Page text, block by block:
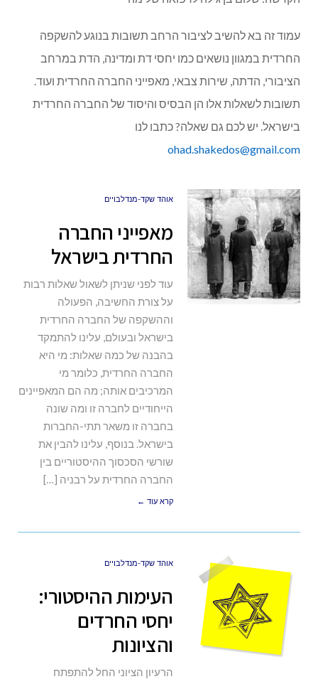
עמוד זה בא להשיב לציבור הרחב תשובות בנוגע להשקפה
החרדית במגוון נושאים כמו יחסי דת ומדינה, הדת במרחב
הציבורי, הדתה, שירות צבאי, מאפייני החברה החרדית ועוד.
תשובות לשאלות אלו הן הבסיס והיסוד של החברה החרדית
בישראל. יש לכם גם שאלה? כתבו לנו
ohad.shakedos@gmail.com
אוהד שקד-מנדלבויים
מאפייני החברה
החרדית בישראל
עוד לפני שניתן לשאול שאלות רבות
על צורת החשיבה, הפעולה
וההשקפה של החברה החרדית
בישראל ובעולם, עלינו להתמקד
בהבנה של כמה שאלות: מי היא
החברה החרדית, כלומר מי
המרכיבים אותה; מה הם המאפיינים
הייחודיים לחברה זו ומה שונה
בחברה זו משאר תתי-החברות
בישראל. בנוסף, עלינו להבין את
שורשי הסכסוך ההיסטוריים בין
החברה החרדית על רבניה […]
קרא עוד ←
אוהד שקד-מנדלבויים
העימות ההיסטורי:
יחסי החרדים
והציונות
הרעיון הציוני החל להתפתח